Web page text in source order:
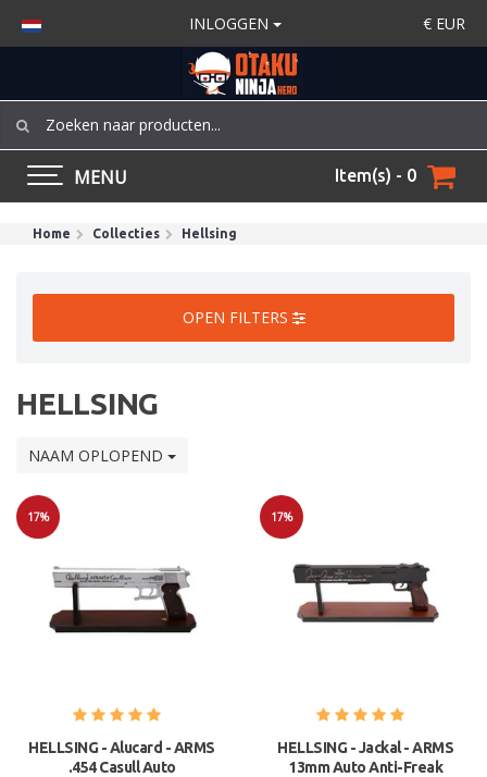
INLOGGEN € EUR
MENU Item(s) - 0
Home Collecties Hellsing
OPEN FILTERS
HELLSING
NAAM OPLOPEND
17%
HELLSING - Alucard - ARMS
.454 Casull Auto
17%
HELLSING - Jackal - ARMS
13mm Auto Anti-Freak